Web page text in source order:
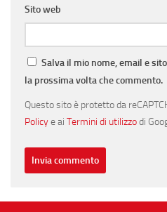
Sito web
Salva il mio nome, email e
la prossima volta che commento.
Questo sito è protetto da
Policye ai Termini di utilizzodi